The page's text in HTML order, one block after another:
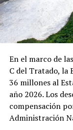
En el marco de
C del Tratado, la
36 millones al
año 2026. Los
compensación
Administración